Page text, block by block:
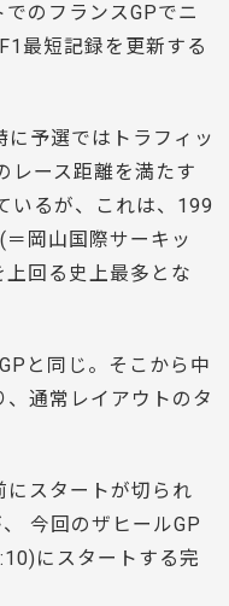
のフランスGPでニ
最短記録を更新する
に予選ではトラフィッ
レース距離を満たす
いるが、これは、199
岡山国際サーキッ
上回る史上最多とな
と同じ。そこから中
通常レイアウトのタ
にスタートが切られ
今回のザヒールGP
にスタートする完